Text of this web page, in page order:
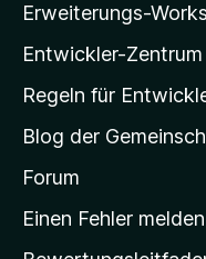
l
a
-
t
a
r
Erweiterungs-
Entwickler-Zentrum
Regeln für
Blog der
Forum
Einen Fehler melden